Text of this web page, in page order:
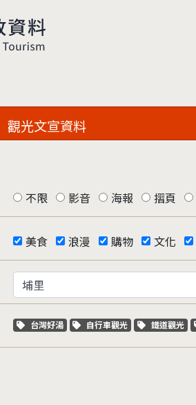
觀光文宣資料
不限 影音 海報 摺頁
美食 浪漫 購物 文化
關鍵字標籤
台灣好湯 關鍵字標籤
自行車觀光 關鍵字標籤
鐵道觀光